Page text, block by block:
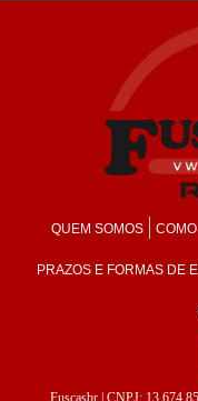
QUEM SOMOS
PRAZOS E FORMAS DE
Fuscasbr| CNPJ: